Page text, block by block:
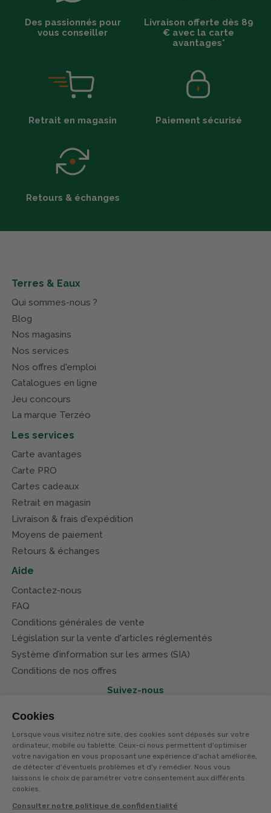
Cookies
Lorsque vous visitez notre site, des cookies sont déposés sur votre
ordinateur, mobile ou tablette. Ceux-ci nous permettent d'optimiser
votre navigation en vous proposant une expérience d'achat améliorée,
de détecter d'éventuels problèmes et d'y remédier. Nous vous
laissons le choix de paramétrer votre consentement aux différents
cookies.
Consulter notre politique de confidentialité
Des passionnés pour
vous conseiller
Livraison offerte dès 89
€ avec la carte
avantages*
Retrait en magasin Paiement sécurisé
Retours & échanges
Terres & Eaux
Qui sommes-nous ?
Blog
Nos magasins
Nos services
Nos offres d'emploi
Catalogues en ligne
Jeu concours
La marque Terzéo
Les services
Carte avantages
Carte PRO
Cartes cadeaux
Retrait en magasin
Livraison & frais d'expédition
Moyens de paiement
Retours & échanges
Aide
Contactez-nous
FAQ
Conditions générales de vente
Législation sur la vente d'articles réglementés
Système d’information sur les armes (SIA)
Conditions de nos offres
Suivez-nous
© Terres et eaux 2026
Politique de confidentialité
Mentions légales
CGV